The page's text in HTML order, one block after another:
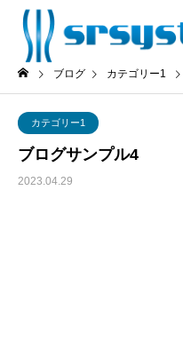
ブログ カテゴリー1
カテゴリー1
ブログサンプル4
2023.04.29